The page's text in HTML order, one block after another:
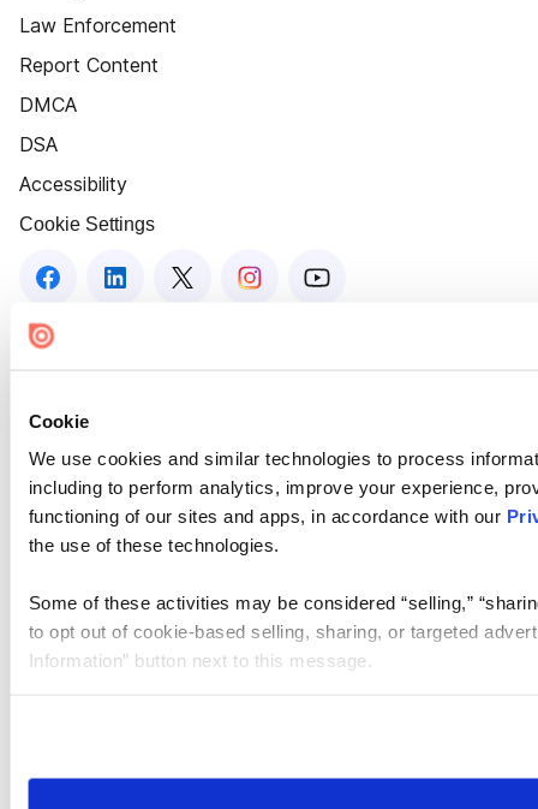
Cookie
We use cookies and similar technologies to process
including to perform analytics, improve your experience,
functioning of our sites and apps, in accordance with our
the use of these technologies.
Some of these activities may be considered “selling,”
to opt out of cookie-based selling, sharing, or targeted
Information” button next to this message.
need to be set again.
Law Enforcement
Report Content
DMCA
DSA
Accessibility
Cookie Settings